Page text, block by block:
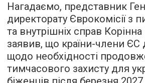
Нагадаємо, представник
директорату Єврокомісії з
та внутрішніх справ Корінна
заявив, що країни-члени ЄС
щодо необхідності
тимчасового захисту для